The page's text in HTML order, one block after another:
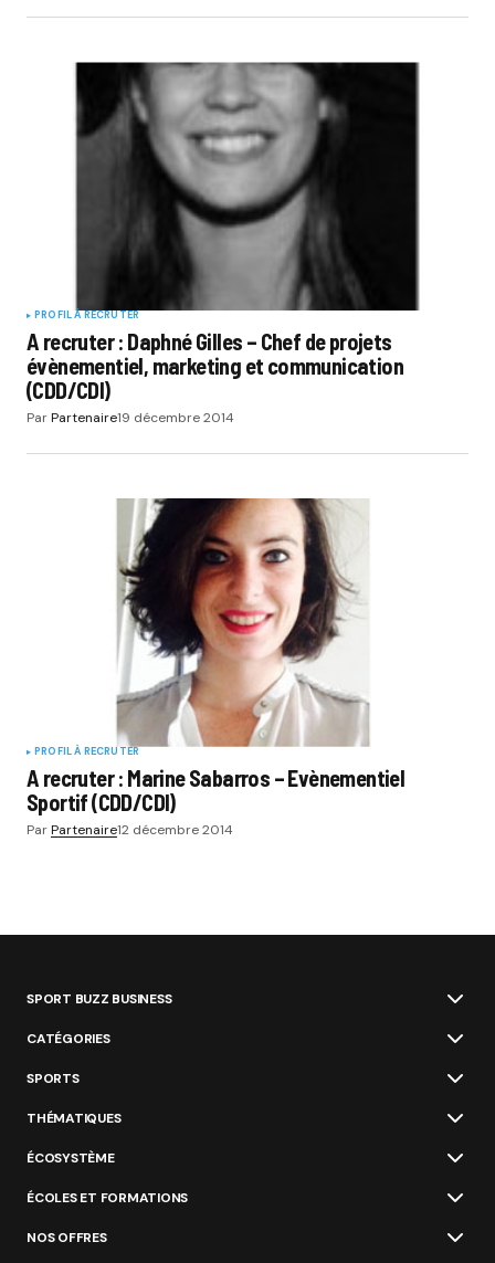
PROFIL À RECRUTER
A recruter : Daphné Gilles – Chef de projets
évènementiel, marketing et communication
(CDD/CDI)
ParPartenaire19 décembre 2014
PROFIL À RECRUTER
A recruter : Marine Sabarros – Evènementiel
Sportif (CDD/CDI)
ParPartenaire12 décembre 2014
SPORT BUZZ BUSINESS
CATÉGORIES
SPORTS
THÉMATIQUES
ÉCOSYSTÈME
ÉCOLES ET FORMATIONS
NOS OFFRES